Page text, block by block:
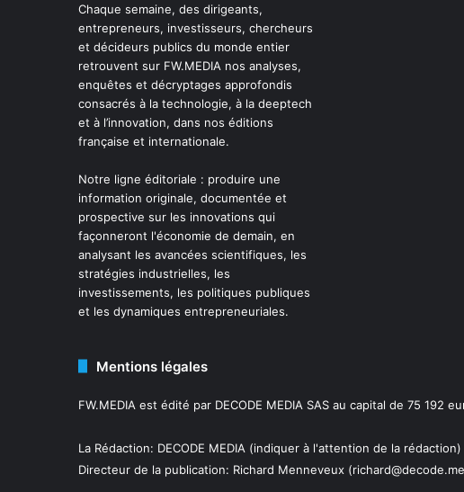
Chaque semaine, des dirigeants,
entrepreneurs, investisseurs, chercheurs
et décideurs publics du monde entier
retrouvent sur FW.MEDIA nos analyses,
enquêtes et décryptages approfondis
consacrés à la technologie, à la deeptech
et à l’innovation, dans nos éditions
française et internationale.
Notre ligne éditoriale : produire une
information originale, documentée et
prospective sur les innovations qui
façonneront l'économie de demain, en
analysant les avancées scientifiques, les
stratégies industrielles, les
investissements, les politiques publiques
et les dynamiques entrepreneuriales.
Mentions légales
FW.MEDIA est édité par DECODE MEDIA SAS au capital de 75 192
La Rédaction: DECODE MEDIA (indiquer à l'attention de la
Directeur de la publication: Richard Menneveux